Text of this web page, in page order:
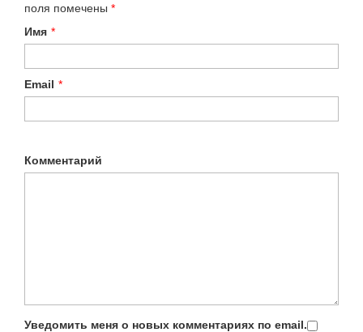
поля помечены *
Имя *
Email *
Комментарий
Уведомить меня о новых комментариях по email.